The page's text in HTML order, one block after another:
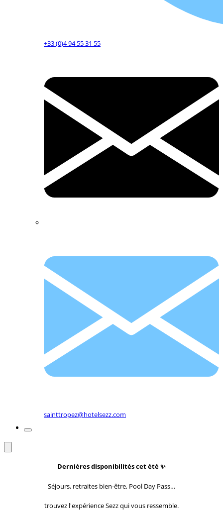
+33 (0)4 94 55 31 55
sainttropez@hotelsezz.com
Dernières disponibilités cet été ✨
Séjours, retraites bien-être, Pool Day Pass…
trouvez l'expérience Sezz qui vous ressemble.